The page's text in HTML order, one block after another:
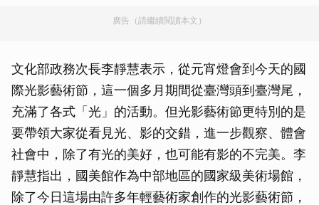
廣告（請繼續閱讀本文）
文化部政務次長李靜慧表示，從元宵燈會到今天的國
際光影藝術節，這一個多月期間從臺灣頭到臺灣尾，
充滿了各式「光」的活動。但光影藝術節更特別的是
要帶領大家從看見光、影的交錯，進一步觀察、體會
社會中，除了有光的美好，也可能有影的不完美。李
靜慧指出，國美館作為中部地區的國家級美術場館，
除了今日這場由許多年輕藝術家創作的光影藝術節，